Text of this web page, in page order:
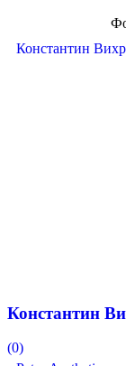
Константин
Константин
(0)